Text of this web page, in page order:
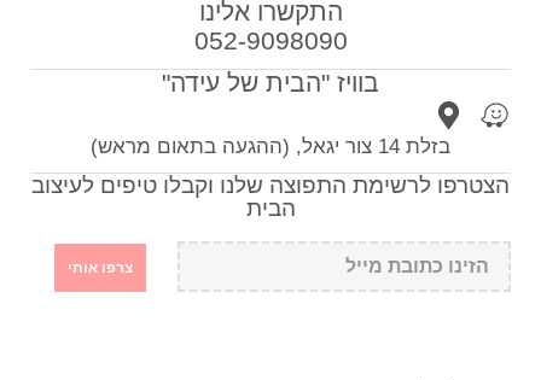
התקשרו אלינו
052-9098090
בוויז "הבית של עידה"
בזלת 14 צור יגאל, (ההגעה בתאום מראש)
הצטרפו לרשימת התפוצה שלנו וקבלו טיפים לעיצוב
הבית
צרפו אותי